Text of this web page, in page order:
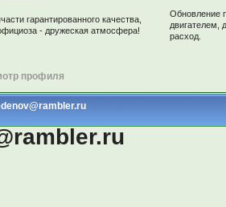
гарантированного качества,
- дружеская атмосфера!
Обновление
двигателем,
расход.
профиля